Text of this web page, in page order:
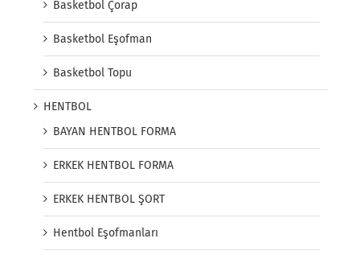
Basketbol Çorap
Basketbol Eşofman
Basketbol Topu
HENTBOL
BAYAN HENTBOL FORMA
ERKEK HENTBOL FORMA
ERKEK HENTBOL ŞORT
Hentbol Eşofmanları